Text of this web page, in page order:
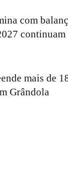
com
mais de
Grândola